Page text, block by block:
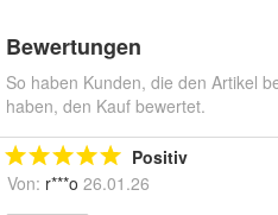
Bewertungen
So haben Kunden, die den Artikel
haben, den Kauf bewertet.
Positiv
Von: r***o 26.01.26